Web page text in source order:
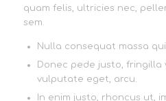
quam felis, ultricies nec,
sem.
Nulla consequat massa
Donec pede justo, fringilla
vulputate eget, arcu.
In enim justo, rhoncus ut,